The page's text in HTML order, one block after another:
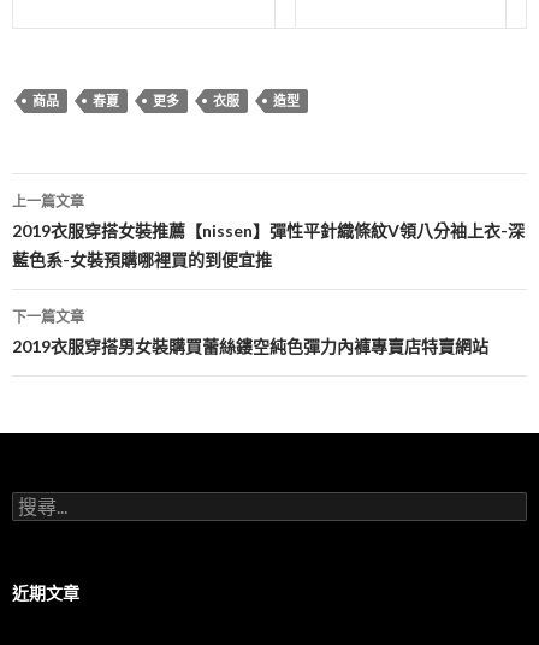
商品 春夏 更多 衣服 造型
文
章
導
覽
上一篇文章
2019衣服穿搭女裝推薦【nissen】彈性平針織條紋V領八分袖上衣-深
藍色系-女裝預購哪裡買的到便宜推
下一篇文章
2019衣服穿搭男女裝購買蕾絲鏤空純色彈力內褲專賣店特賣網站
搜
尋
字
近期文章